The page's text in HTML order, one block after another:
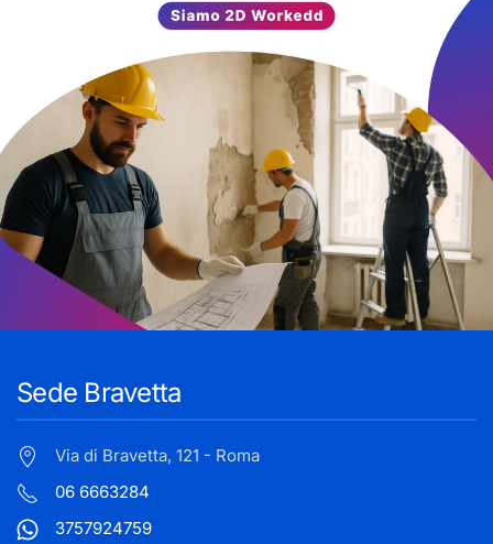
Sede Bravetta
Via di Bravetta, 121 - Roma
06 6663284
3757924759